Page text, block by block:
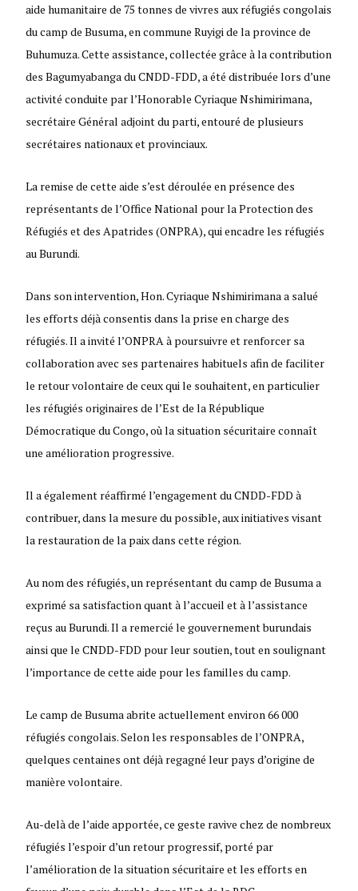
aide humanitaire de 75 tonnes de vivres aux réfugiés congolais
du camp de Busuma, en commune Ruyigi de la province de
Buhumuza. Cette assistance, collectée grâce à la contribution
des Bagumyabanga du CNDD-FDD, a été distribuée lors d’une
activité conduite par l’Honorable Cyriaque Nshimirimana,
secrétaire Général adjoint du parti, entouré de plusieurs
secrétaires nationaux et provinciaux.
La remise de cette aide s’est déroulée en présence des
représentants de l’Office National pour la Protection des
Réfugiés et des Apatrides (ONPRA), qui encadre les réfugiés
au Burundi.
Dans son intervention, Hon. Cyriaque Nshimirimana a salué
les efforts déjà consentis dans la prise en charge des
réfugiés. Il a invité l’ONPRA à poursuivre et renforcer sa
collaboration avec ses partenaires habituels afin de faciliter
le retour volontaire de ceux qui le souhaitent, en particulier
les réfugiés originaires de l’Est de la République
Démocratique du Congo, où la situation sécuritaire connaît
une amélioration progressive.
Il a également réaffirmé l’engagement du CNDD-FDD à
contribuer, dans la mesure du possible, aux initiatives visant
la restauration de la paix dans cette région.
Au nom des réfugiés, un représentant du camp de Busuma a
exprimé sa satisfaction quant à l’accueil et à l’assistance
reçus au Burundi. Il a remercié le gouvernement burundais
ainsi que le CNDD-FDD pour leur soutien, tout en soulignant
l’importance de cette aide pour les familles du camp.
Le camp de Busuma abrite actuellement environ 66 000
réfugiés congolais. Selon les responsables de l’ONPRA,
quelques centaines ont déjà regagné leur pays d’origine de
manière volontaire.
Au-delà de l’aide apportée, ce geste ravive chez de nombreux
réfugiés l’espoir d’un retour progressif, porté par
l’amélioration de la situation sécuritaire et les efforts en